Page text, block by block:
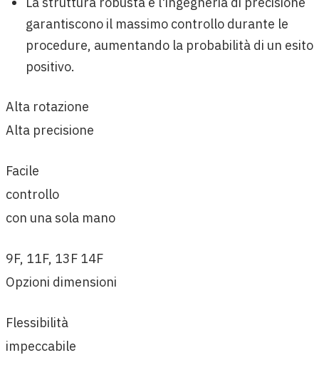
garantiscono il massimo controllo durante le
procedure, aumentando la probabilità di un esito
positivo.
Alta rotazione
Alta precisione
Facile
controllo
con una sola mano
9F, 11F, 13F 14F
Opzioni dimensioni
Flessibilità
impeccabile